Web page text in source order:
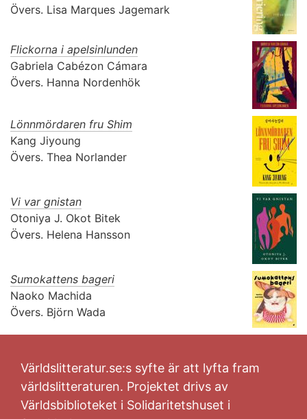
Övers. Lisa Marques Jagemark
Flickorna i apelsinlunden
Gabriela Cabézon Cámara
Övers. Hanna Nordenhök
Lönnmördaren fru Shim
Kang Jiyoung
Övers. Thea Norlander
Vi var gnistan
Otoniya J. Okot Bitek
Övers. Helena Hansson
Sumokattens bageri
Naoko Machida
Övers. Björn Wada
Världslitteratur.se:s syfte är att lyfta fram
världslitteraturen. Projektet drivs av
Världsbiblioteket i Solidaritetshuset i